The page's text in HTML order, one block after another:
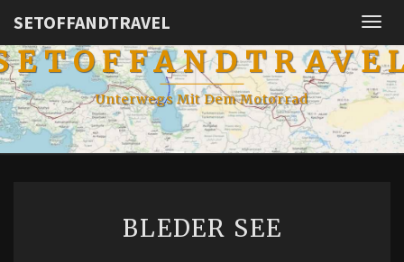
SETOFFANDTRAVEL
Unterwegs Mit Dem Motorrad
SEE
BLEDER SEE